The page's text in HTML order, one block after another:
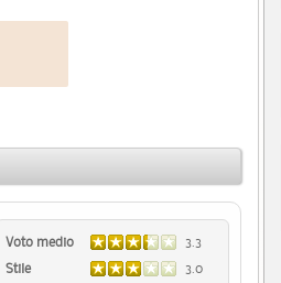
Voto medio
3.3
Stile
3.0